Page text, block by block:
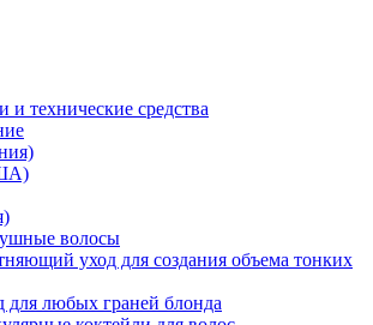
и технические средства
волосы
уход для создания объема тонких
для любых граней блонда